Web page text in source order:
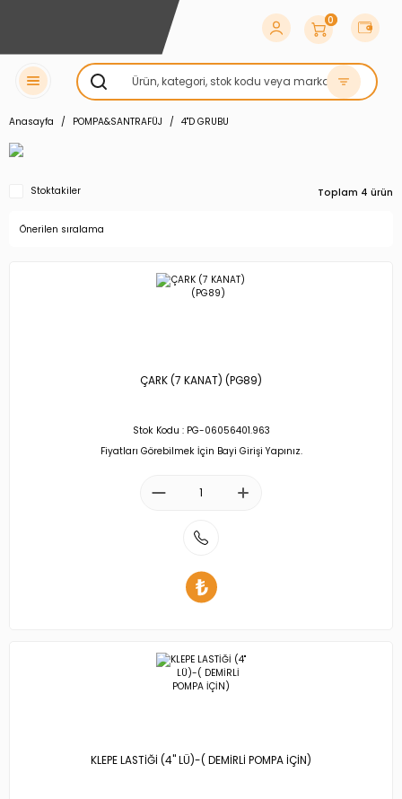
0
Anasayfa POMPA&SANTRAFÜJ 4''D GRUBU
Stoktakiler Toplam 4 ürün
ÇARK (7 KANAT) (PG89)
Stok Kodu : PG-06056401.963
Fiyatları Görebilmek İçin Bayi Girişi Yapınız.
KLEPE LASTİĞİ (4'' LÜ)-( DEMİRLİ POMPA İÇİN)